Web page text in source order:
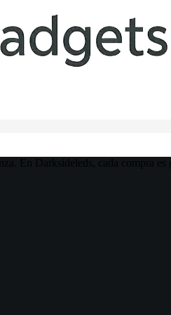
En Darksideleds, cada compra es